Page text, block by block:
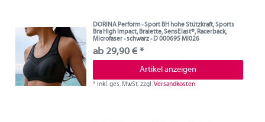
DORINA Perform - Sport BH hohe Stützkraft, Sports
Bra High Impact, Bralette, SensElast®, Racerback,
Microfaser - schwarz - D 000695 MI026
ab 29,90 € *
Artikel anzeigen
*inkl. ges. MwSt.zzgl.Versandkosten